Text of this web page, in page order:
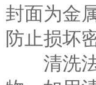
封面为金
防止损坏
清洗法